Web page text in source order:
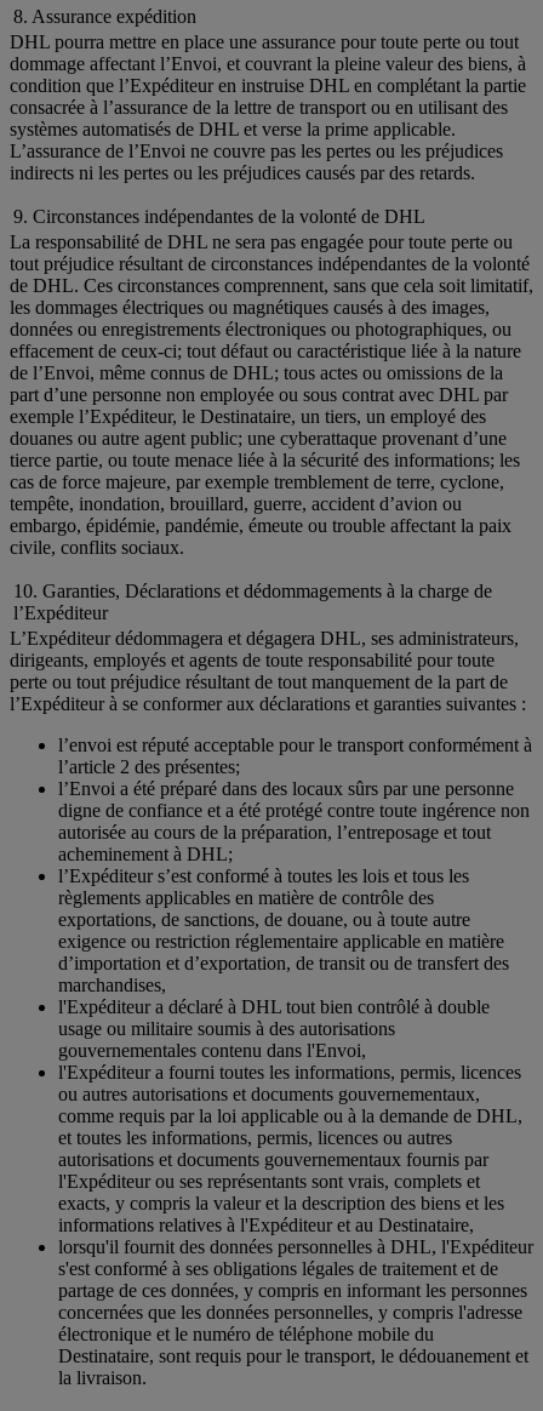
8. Assurance expédition
DHL pourra mettre en place une assurance pour toute perte ou tout
dommage affectant l’Envoi, et couvrant la pleine valeur des biens, à
condition que l’Expéditeur en instruise DHL en complétant la partie
consacrée à l’assurance de la lettre de transport ou en utilisant des
systèmes automatisés de DHL et verse la prime applicable.
L’assurance de l’Envoi ne couvre pas les pertes ou les préjudices
indirects ni les pertes ou les préjudices causés par des retards.
9. Circonstances indépendantes de la volonté de DHL
La responsabilité de DHL ne sera pas engagée pour toute perte ou
tout préjudice résultant de circonstances indépendantes de la volonté
de DHL. Ces circonstances comprennent, sans que cela soit limitatif,
les dommages électriques ou magnétiques causés à des images,
données ou enregistrements électroniques ou photographiques, ou
effacement de ceux-ci; tout défaut ou caractéristique liée à la nature
de l’Envoi, même connus de DHL; tous actes ou omissions de la
part d’une personne non employée ou sous contrat avec DHL par
exemple l’Expéditeur, le Destinataire, un tiers, un employé des
douanes ou autre agent public; une cyberattaque provenant d’une
tierce partie, ou toute menace liée à la sécurité des informations; les
cas de force majeure, par exemple tremblement de terre, cyclone,
tempête, inondation, brouillard, guerre, accident d’avion ou
embargo, épidémie, pandémie, émeute ou trouble affectant la paix
civile, conflits sociaux.
10. Garanties, Déclarations et dédommagements à la charge de
l’Expéditeur
L’Expéditeur dédommagera et dégagera DHL, ses administrateurs,
dirigeants, employés et agents de toute responsabilité pour toute
perte ou tout préjudice résultant de tout manquement de la part de
l’Expéditeur à se conformer aux déclarations et garanties suivantes :
l’envoi est réputé acceptable pour le transport conformément à
l’article 2 des présentes;
l’Envoi a été préparé dans des locaux sûrs par une personne
digne de confiance et a été protégé contre toute ingérence non
autorisée au cours de la préparation, l’entreposage et tout
acheminement à DHL;
l’Expéditeur s’est conformé à toutes les lois et tous les
règlements applicables en matière de contrôle des
exportations, de sanctions, de douane, ou à toute autre
exigence ou restriction réglementaire applicable en matière
d’importation et d’exportation, de transit ou de transfert des
marchandises,
l'Expéditeur a déclaré à DHL tout bien contrôlé à double
usage ou militaire soumis à des autorisations
gouvernementales contenu dans l'Envoi,
l'Expéditeur a fourni toutes les informations, permis, licences
ou autres autorisations et documents gouvernementaux,
comme requis par la loi applicable ou à la demande de DHL,
et toutes les informations, permis, licences ou autres
autorisations et documents gouvernementaux fournis par
l'Expéditeur ou ses représentants sont vrais, complets et
exacts, y compris la valeur et la description des biens et les
informations relatives à l'Expéditeur et au Destinataire,
lorsqu'il fournit des données personnelles à DHL, l'Expéditeur
s'est conformé à ses obligations légales de traitement et de
partage de ces données, y compris en informant les personnes
concernées que les données personnelles, y compris l'adresse
électronique et le numéro de téléphone mobile du
Destinataire, sont requis pour le transport, le dédouanement et
la livraison.